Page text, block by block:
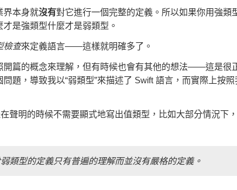
界本身就沒有對它進行一個完整的定義。所以如果你用強類
是強類型什麼才是弱類型。
檢查來定義語言——這樣就明確多了。
篇的概念來理解，但有時候也會有其他的想法——這是很
題，導致我以“弱類型”來描述了 Swift 語言，而實際上按
聲明的時候不需要顯式地寫出值類型，比如大部分情況下
類型的定義只有普遍的理解而並沒有嚴格的定義。